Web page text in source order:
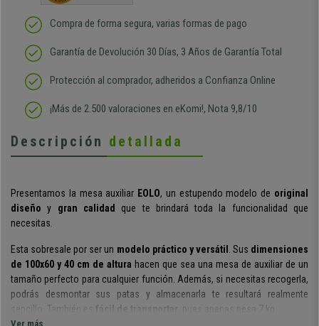
Compra de forma segura, varias formas de pago
Garantía de Devolución 30 Días, 3 Años de Garantía Total
Protección al comprador, adheridos a Confianza Online
¡Más de 2.500 valoraciones en eKomi!, Nota 9,8/10
Descripción detallada
Presentamos la mesa auxiliar EOLO, un estupendo modelo de original
diseñoy gran calidad
que te brindará toda la funcionalidad que
necesitas.
Esta sobresale por ser un modelo práctico y versátil . Sus dimensiones
de 100x60 y 40 cm de altura hacen que sea una mesa de auxiliar de un
tamaño perfecto para cualquier función. Además, si necesitas recogerla,
podrás desmontar sus patas y almacenarlate resultará realmente
sencillo.
También es fácil de transportar , pues apenas pesa 7 kg.
Ver más